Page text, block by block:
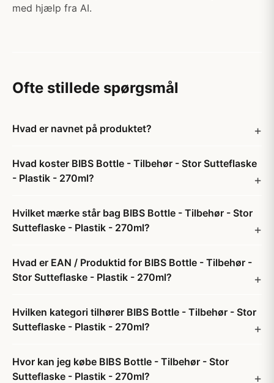
med hjælp fra AI.
Ofte stillede spørgsmål
Hvad er navnet på produktet?
Hvad koster BIBS Bottle - Tilbehør - Stor Sutteflaske
- Plastik - 270ml?
Hvilket mærke står bag BIBS Bottle - Tilbehør - Stor
Sutteflaske - Plastik - 270ml?
Hvad er EAN / Produktid for BIBS Bottle - Tilbehør -
Stor Sutteflaske - Plastik - 270ml?
Hvilken kategori tilhører BIBS Bottle - Tilbehør - Stor
Sutteflaske - Plastik - 270ml?
Hvor kan jeg købe BIBS Bottle - Tilbehør - Stor
Sutteflaske - Plastik - 270ml?